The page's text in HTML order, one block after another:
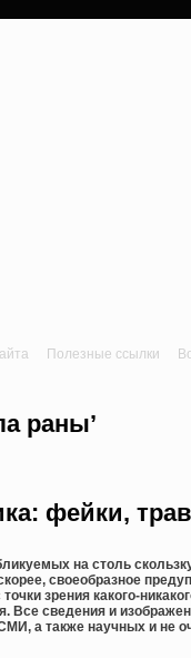
Полезные ссылки
раны’
фейки,
на столь
своеобразное
зрения какого-
Все сведения и
а также научных и не